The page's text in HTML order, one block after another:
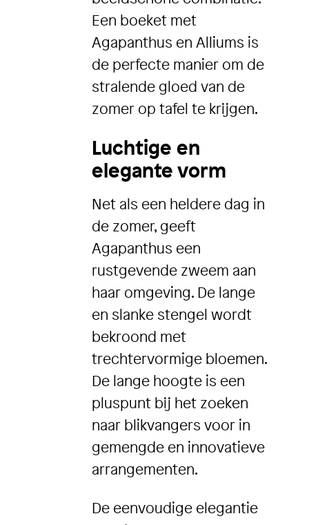
Een boeket met
Agapanthus en Alliums is
de perfecte manier om de
stralende gloed van de
zomer op tafel te krijgen.
Luchtige en
elegante vorm
Net als een heldere dag in
de zomer, geeft
Agapanthus een
rustgevende zweem aan
haar omgeving. De lange
en slanke stengel wordt
bekroond met
trechtervormige bloemen.
De lange hoogte is een
pluspunt bij het zoeken
naar blikvangers voor in
gemengde en innovatieve
arrangementen.
De eenvoudige elegantie